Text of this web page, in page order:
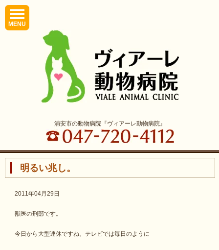
MENU
浦安市の動物病院『ヴィアーレ動物病院』
明るい兆し。
2011年04月29日
獣医の刑部です。
今日から大型連休ですね。テレビでは毎日のように